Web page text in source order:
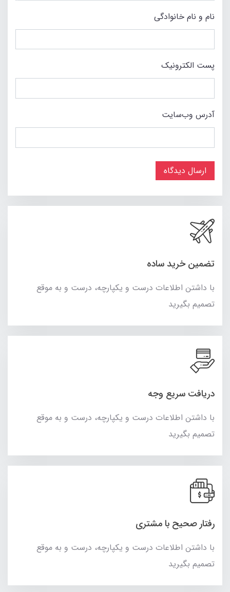
نام و نام خانوادگی
پست الکترونیک
آدرس وب‌سایت
ارسال دیدگاه
تضمین خرید ساده
با داشتن اطلاعات درست و یکپارچه، درست و به موقع
تصمیم بگیرید
دریافت سریع وجه
با داشتن اطلاعات درست و یکپارچه، درست و به موقع
تصمیم بگیرید
رفتار صحیح با مشتری
با داشتن اطلاعات درست و یکپارچه، درست و به موقع
تصمیم بگیرید